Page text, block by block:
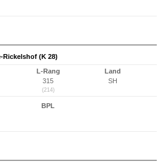
Rickelshof (K 28)
L-Rang
315
(214)
Land
SH
BPL